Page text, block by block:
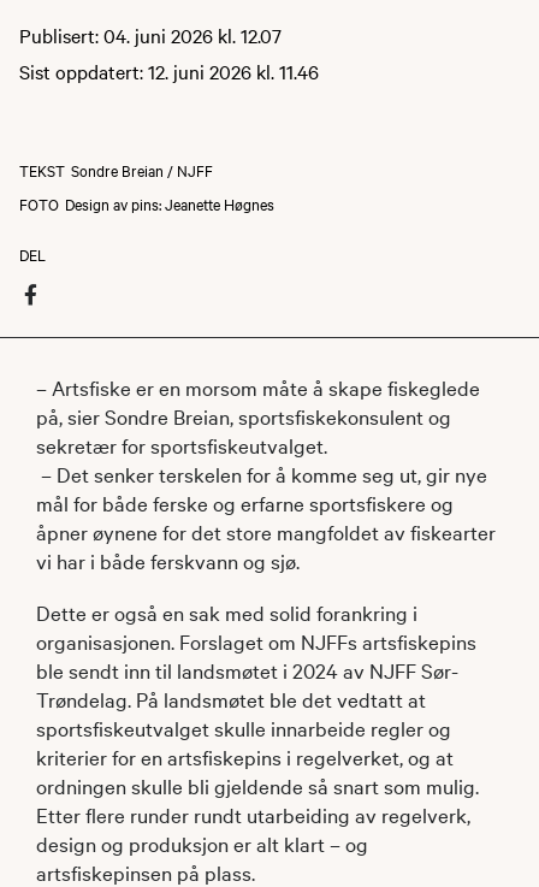
Publisert: 04. juni 2026 kl. 12.07
Sist oppdatert: 12. juni 2026 kl. 11.46
TEKST Sondre Breian / NJFF
FOTO Design av pins: Jeanette Høgnes
DEL
– Artsfiske er en morsom måte å skape fiskeglede
på, sier Sondre Breian, sportsfiskekonsulent og
sekretær for sportsfiskeutvalget.
– Det senker terskelen for å komme seg ut, gir nye
mål for både ferske og erfarne sportsfiskere og
åpner øynene for det store mangfoldet av fiskearter
vi har i både ferskvann og sjø.
Dette er også en sak med solid forankring i
organisasjonen. Forslaget om NJFFs artsfiskepins
ble sendt inn til landsmøtet i 2024 av NJFF Sør-
Trøndelag. På landsmøtet ble det vedtatt at
sportsfiskeutvalget skulle innarbeide regler og
kriterier for en artsfiskepins i regelverket, og at
ordningen skulle bli gjeldende så snart som mulig.
Etter flere runder rundt utarbeiding av regelverk,
design og produksjon er alt klart – og
artsfiskepinsen på plass.